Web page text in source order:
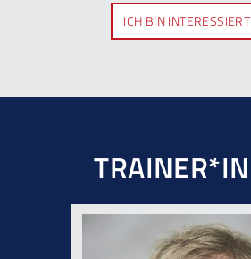
ICH BIN INTERESSIERT